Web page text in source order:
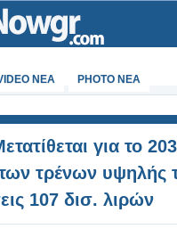
NEA PHOTO NEA
για το
τρένων υψηλής
107 δισ. λιρών